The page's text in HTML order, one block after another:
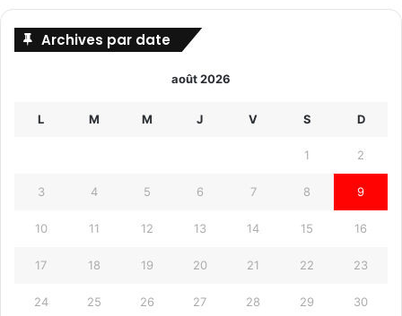
Archives par date
août 2026
L M M J V S D
1 2
3 4 5 6 7 8 9
10 11 12 13 14 15 16
17 18 19 20 21 22 23
24 25 26 27 28 29 30